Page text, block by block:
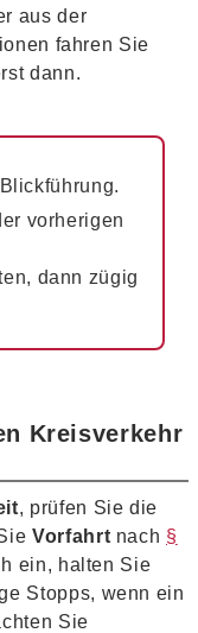
aus der
fahren Sie
dann.
vorherigen
dann zügig
Kreisverkehr
, prüfen Sie die
Vorfahrt nach §
ein, halten Sie
Stopps, wenn ein
Sie